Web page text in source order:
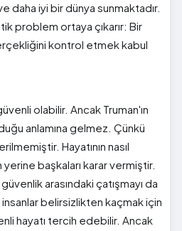
daha iyi bir dünya sunmaktadır.
problem ortaya çıkarır: Bir
kontrol etmek kabul
olabilir. Ancak Truman'ın
anlamına gelmez. Çünkü
Hayatının nasıl
başkaları karar vermiştir.
arasındaki çatışmayı da
belirsizlikten kaçmak için
hayatı tercih edebilir. Ancak